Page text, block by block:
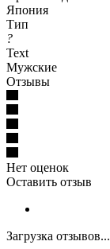
Япония
Тип
?
Text
Мужские
Отзывы
Нет оценок
Оставить отзыв
Загрузка отзывов...